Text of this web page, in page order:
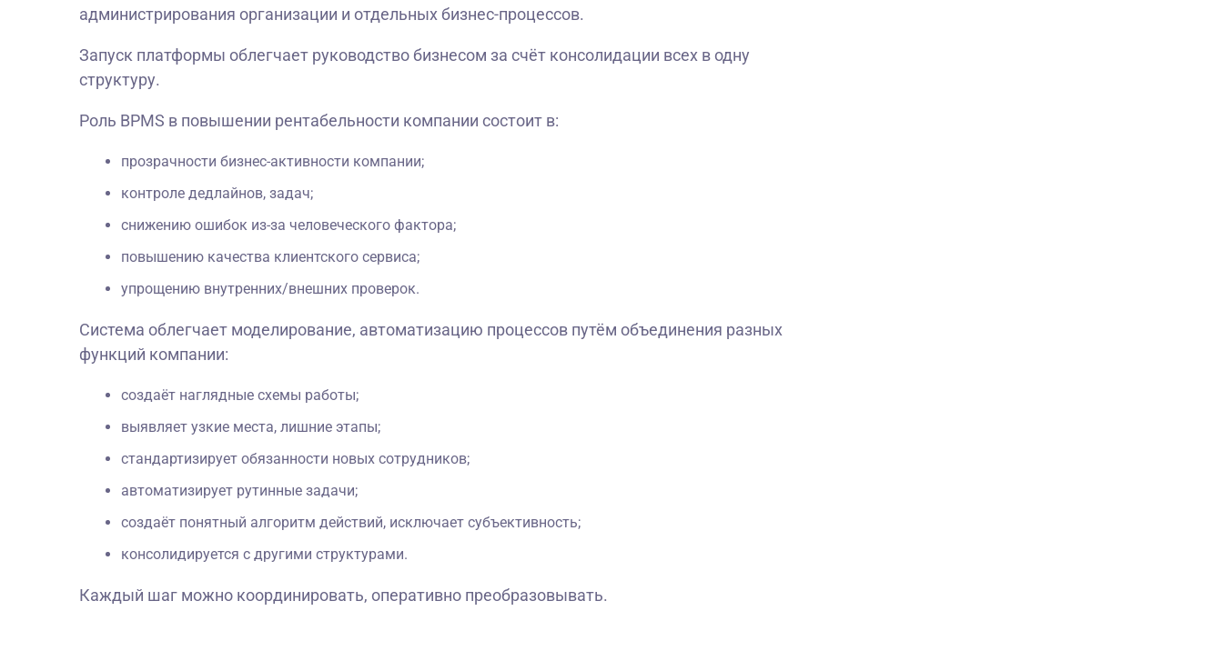
администрирования организации и отдельных бизнес-процессов.
Запуск платформы облегчает руководство бизнесом за счёт консолидации всех в одну
структуру.
Роль BPMS в повышении рентабельности компании состоит в:
прозрачности бизнес-активности компании;
контроле дедлайнов, задач;
снижению ошибок из-за человеческого фактора;
повышению качества клиентского сервиса;
упрощению внутренних/внешних проверок.
Система облегчает моделирование, автоматизацию процессов путём объединения разных
функций компании:
создаёт наглядные схемы работы;
выявляет узкие места, лишние этапы;
стандартизирует обязанности новых сотрудников;
автоматизирует рутинные задачи;
создаёт понятный алгоритм действий, исключает субъективность;
консолидируется с другими структурами.
Каждый шаг можно координировать, оперативно преобразовывать.